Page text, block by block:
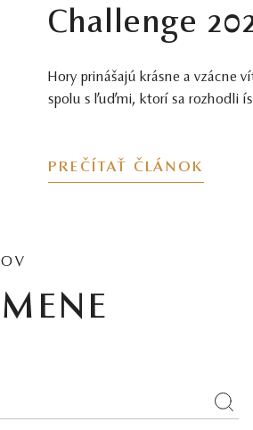
Challenge
Hory prinášajú krásne a vzácne
spolu s ľuďmi, ktorí sa rozhodli
PREČÍTAŤ ČLÁNOK